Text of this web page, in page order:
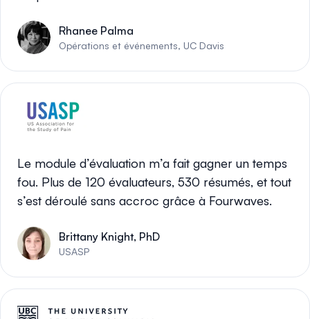
Rhanee Palma
Opérations et événements, UC Davis
Le module d’évaluation m’a fait gagner un temps
fou. Plus de 120 évaluateurs, 530 résumés, et tout
s’est déroulé sans accroc grâce à Fourwaves.
Brittany Knight, PhD
USASP